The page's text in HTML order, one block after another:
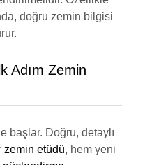
doğru zemin bilgisi
Adım Zemin
başlar. Doğru, detaylı
zemin etüdü, hem yeni